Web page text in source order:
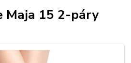
Maja 15 2-páry